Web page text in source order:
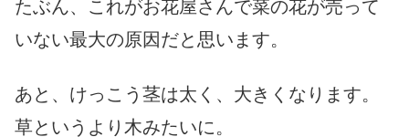
たぶん、これがお花屋さんで菜の花が売って
いない最大の原因だと思います。
あと、けっこう茎は太く、大きくなります。
草というより木みたいに。